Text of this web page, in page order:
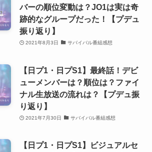
バーの順位変動は？JO1は実は奇
跡的なグループだった！【プデュ
振り返り】
2021年8月3日 サバイバル番組感想
【日プ1・日プS1】最終話！デビ
ューメンバーは？順位は？ファイ
ナル生放送の流れは？【プデュ振
り返り】
2021年7月30日 サバイバル番組感想
【日プ1・日プS1】ビジュアルセ